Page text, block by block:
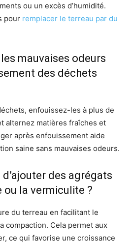
ou un excès d’humidité.
pour remplacer le terreau par du
mauvaises odeurs
des déchets
enfouissez-les à plus de
alternez matières fraîches et
après enfouissement aide
saine sans mauvaises odeurs.
des agrégats
la vermiculite ?
du terreau en facilitant le
compaction. Cela permet aux
ce qui favorise une croissance